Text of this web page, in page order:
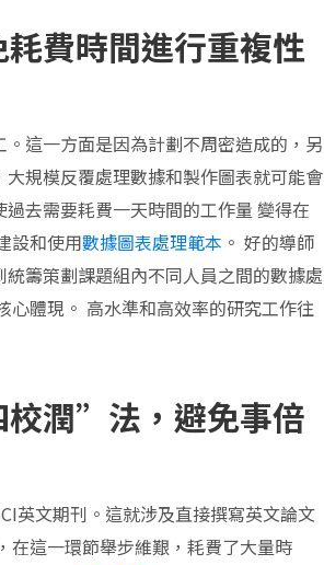
費時間進行重複性
這一方面是因為計劃不周密造成的，另
規模反覆處理數據和製作圖表就可能會
去需要耗費一天時間的工作量 變得在
設和使用數據圖表處理範本 。 好的導師
籌策劃課題組內不同人員之間的數據處
心體現。 高水準和高效率的研究工作往
潤” 法，避免事倍
英文期刊。這就涉及直接撰寫英文論文
在這一環節舉步維艱，耗費了大量時